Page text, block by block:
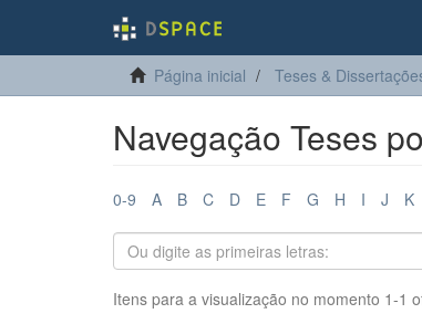
Página inicial Teses &
Navegação Teses
0-9 A B C D E F G H I J K
Itens para a visualização no momento 1-1